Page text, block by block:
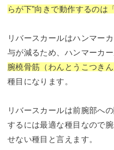
らが下”向きで動作するのは
リバースカールはハンマー
与が減るため、ハンマーカ
腕橈骨筋（わんとうこつきん
種目になります。
リバースカールは前腕部へ
するには最適な種目なので
せない種目と言えます。